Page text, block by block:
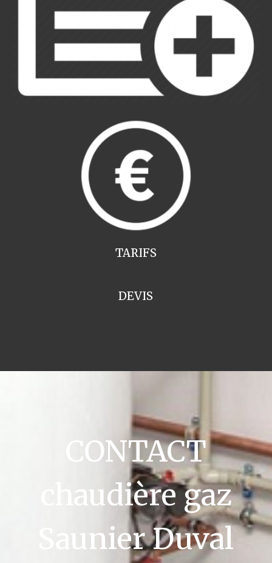
TARIFS
DEVIS
CONTACT
chaudière gaz
Saunier Duval